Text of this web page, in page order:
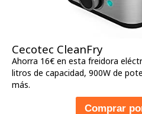
Cecotec CleanFry
Ahorra 16€ en esta freidora
litros de capacidad, 900W de
más.
Comprar